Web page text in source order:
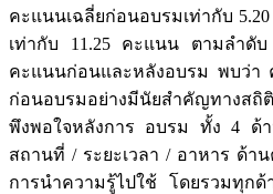
คะแนนเฉลี่ยก่อนอบรมเท่ากับ
เท่ากับ 11.25 คะแนน ตามลำดับ
คะแนนก่อนและหลังอบรม พบว่า
ก่อนอบรมอย่างมีนัยสำคัญทางสถิ
พึงพอใจหลังการ อบรม ทั้ง 4 ด้
สถานที่ / ระยะเวลา / อาหาร ด้า
การนำความรู้ไปใช้ โดยรวมทุก